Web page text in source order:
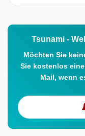
Tsunami -
Möchten Sie
Sie kostenlos
Mail, wenn